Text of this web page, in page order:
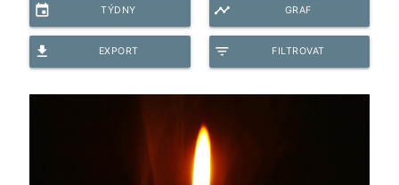
event TÝDNY timeline GRAF
file_download EXPORT filter_list FILTROVAT